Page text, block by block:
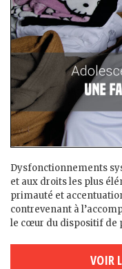
Dysfonctionnements
et aux droits les plus
primauté et
contrevenant à
le cœur du dispositif de
VOIR